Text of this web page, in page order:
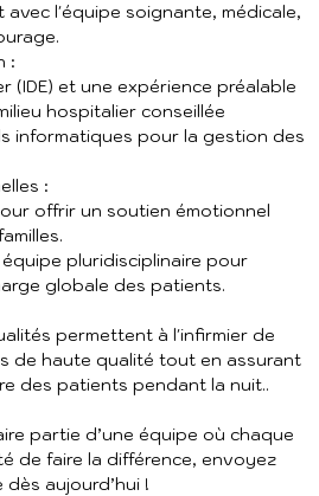
l'équipe soignante, médicale,
:
(IDE) et une expérience préalable
hospitalier conseillée
informatiques pour la gestion des
:
offrir un soutien émotionnel
pluridisciplinaire pour
globale des patients.
permettent à l'infirmier de
de haute qualité tout en assurant
des patients pendant la nuit..
partie d’une équipe où chaque
de faire la différence, envoyez
aujourd’hui !